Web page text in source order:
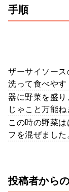
手順
ザーサイソー
洗って食べやす
器に野菜を盛り
じゃこと万能ね
この時の野菜
フを混ぜまし
投稿者から